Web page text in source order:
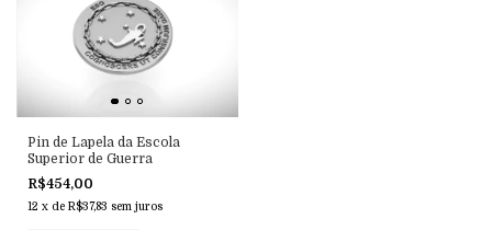
Pin de Lapela da Escola
Superior de Guerra
R$454,00
12 x de R$37,83 sem juros